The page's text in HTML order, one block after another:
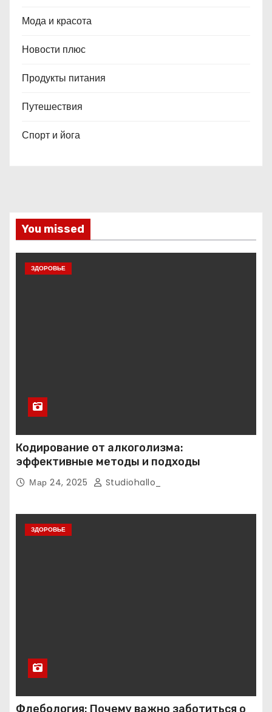
Мода и красота
Новости плюс
Продукты питания
Путешествия
Спорт и йога
You missed
ЗДОРОВЬЕ
Кодирование от алкоголизма:
эффективные методы и подходы
Мар 24, 2025 Studiohallo_
ЗДОРОВЬЕ
Флебология: Почему важно заботиться о